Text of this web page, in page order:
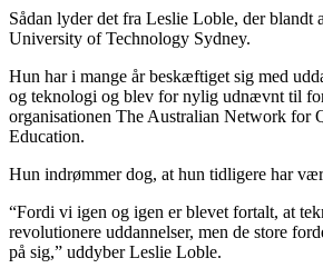
Sådan lyder det fra Leslie Loble, der blandt
University of Technology Sydney.
Hun har i mange år beskæftiget sig med
og teknologi og blev for nylig udnævnt til
organisationen The Australian Network for
Education.
Hun indrømmer dog, at hun tidligere har
“Fordi vi igen og igen er blevet fortalt, at
revolutionere uddannelser, men de store
på sig,” uddyber Leslie Loble.